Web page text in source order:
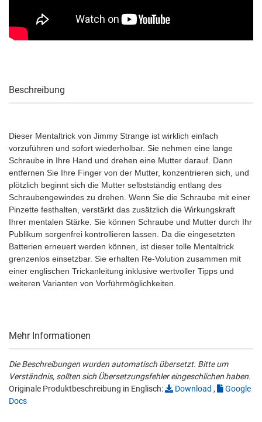
Beschreibung
Dieser Mentaltrick von Jimmy Strange ist wirklich einfach
vorzuführen und sofort wiederholbar. Sie nehmen eine lange
Schraube in Ihre Hand und drehen eine Mutter darauf. Dann
entfernen Sie Ihre Finger von der Mutter, konzentrieren sich, und
plötzlich beginnt sich die Mutter selbstständig entlang des
Schraubengewindes zu drehen. Wenn Sie die Schraube mit einer
Pinzette festhalten, verstärkt das zusätzlich die Wirkungskraft
Ihrer mentalen Stärke. Sie können Schraube und Mutter durch Ihr
Publikum sorgenfrei kontrollieren lassen. Da die eingesetzten
Batterien erneuert werden können, ist dieser tolle Mentaltrick
grenzenlos einsetzbar. Sie erhalten Re-Volution zusammen mit
einer englischen Trickanleitung inklusive wertvoller Tipps und
weiteren Varianten von Vorführmöglichkeiten.
Mehr Informationen
Die Beschreibungen wurden automatisch übersetzt. Bitte um
Verständnis, sollten sich Übersetzungsfehler eingeschlichen haben.
Originale Produktbeschreibung in Englisch:
Download ,
Google
Docs